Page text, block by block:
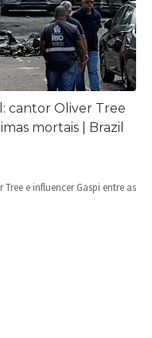
cantor Oliver Tree
mortais | Brazil
e influencer Gaspi entre as